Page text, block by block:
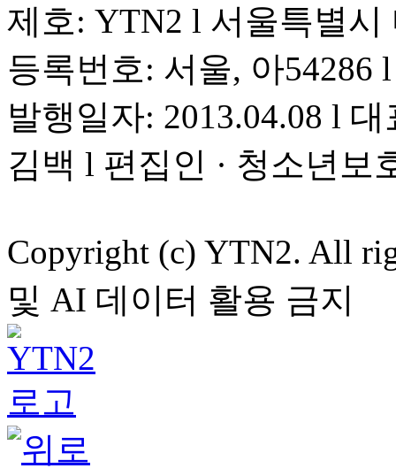
제호: YTN2 l 서울특별
등록번호: 서울, 아54286
발행일자: 2013.04.08 l
김백 l 편집인 · 청소년보
Copyright (c) YTN2. All
및 AI 데이터 활용 금지